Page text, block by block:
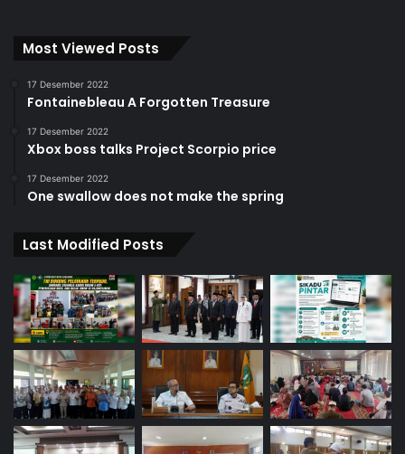
Most Viewed Posts
17 Desember 2022
Fontainebleau A Forgotten Treasure
17 Desember 2022
Xbox boss talks Project Scorpio price
17 Desember 2022
One swallow does not make the spring
Last Modified Posts